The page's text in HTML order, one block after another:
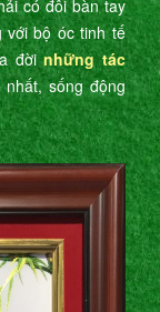
có đôi bàn tay
với bộ óc tinh tế
đờinhững tác
sống động